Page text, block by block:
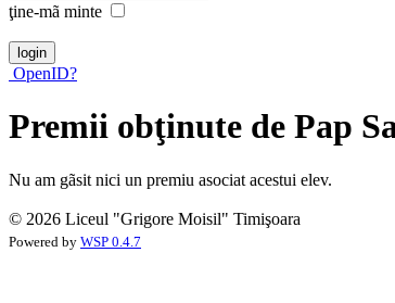
ţine-mã minte
OpenID?
Premii obţinute de Pap
Nu am gãsit nici un premiu asociat acestui elev.
© 2026 Liceul "Grigore Moisil" Timişoara
Powered by WSP 0.4.7